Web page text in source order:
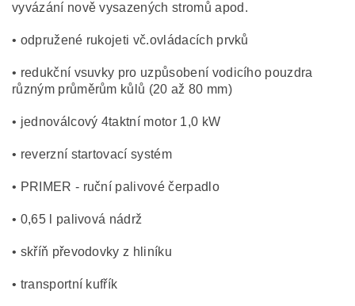
vyvázání nově vysazených stromů apod.
• odpružené rukojeti vč.ovládacích prvků
• redukční vsuvky pro uzpůsobení vodicího pouzdra
různým průměrům kůlů (20 až 80 mm)
• jednoválcový 4taktní motor 1,0 kW
• reverzní startovací systém
• PRIMER - ruční palivové čerpadlo
• 0,65 l palivová nádrž
• skříň převodovky z hliníku
• transportní kufřík